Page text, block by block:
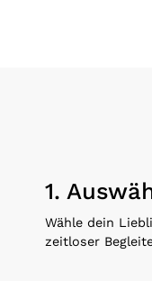
1.
Wähle dein
zeitloser